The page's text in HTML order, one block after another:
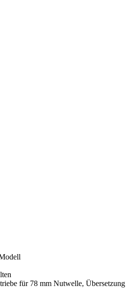
für 78 mm Nutwelle, Übersetzung